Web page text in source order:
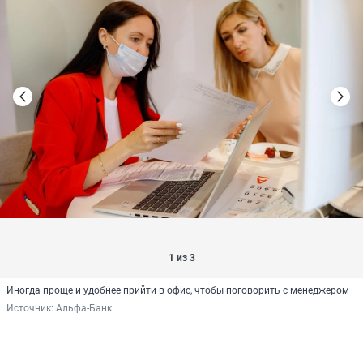
1 из 3
Иногда проще и удобнее прийти в офис, чтобы поговорить с менеджером
Источник: Альфа-Банк